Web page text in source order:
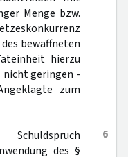
Menge bzw.
bewaffneten
hierzu
geringen -
zum
6
des §